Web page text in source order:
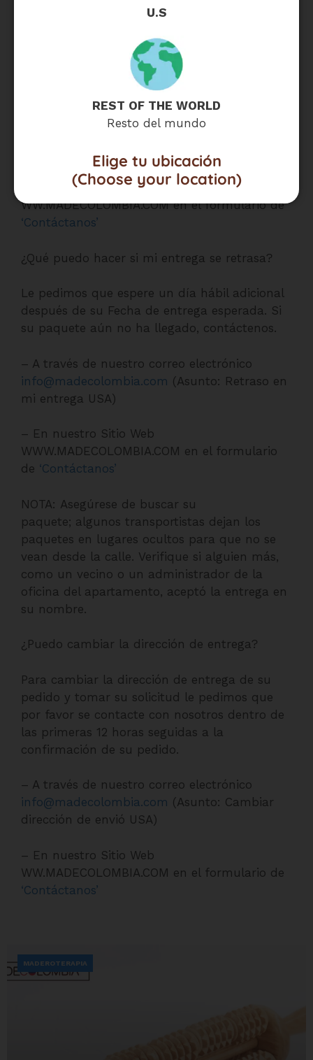
U.S
REST OF THE WORLD
Resto del mundo
Elige tu ubicación
(Choose your location)
después del escaneo entregado, ya que es
accidentalmente la entrega demasiado
pronto. Si su paquete aún no ha llegado,
– A través de nuestro correo electrónico
mi paquete USA)
– En nuestro Sitio Web
WW.MADECOLOMBIA.COM en el formulario de
‘Contáctanos’
¿Qué puedo hacer si mi entrega se retrasa?
Le pedimos que espere un día hábil adicional
después de su Fecha de entrega esperada. Si
su paquete aún no ha llegado, contáctenos.
– A través de nuestro correo electrónico
info@madecolombia.com (Asunto: Retraso en
mi entrega USA)
– En nuestro Sitio Web
WWW.MADECOLOMBIA.COM en el formulario
de ‘Contáctanos’
NOTA: Asegúrese de buscar su
paquete; algunos transportistas dejan los
paquetes en lugares ocultos para que no se
vean desde la calle. Verifique si alguien más,
como un vecino o un administrador de la
oficina del apartamento, aceptó la entrega en
su nombre.
¿Puedo cambiar la dirección de entrega?
Para cambiar la dirección de entrega de su
pedido y tomar su solicitud le pedimos que
por favor se contacte con nosotros dentro de
las primeras 12 horas seguidas a la
confirmación de su pedido.
– A través de nuestro correo electrónico
info@madecolombia.com (Asunto: Cambiar
dirección de envió USA)
– En nuestro Sitio Web
WW.MADECOLOMBIA.COM en el formulario de
‘Contáctanos’
MADEROTERAPIA